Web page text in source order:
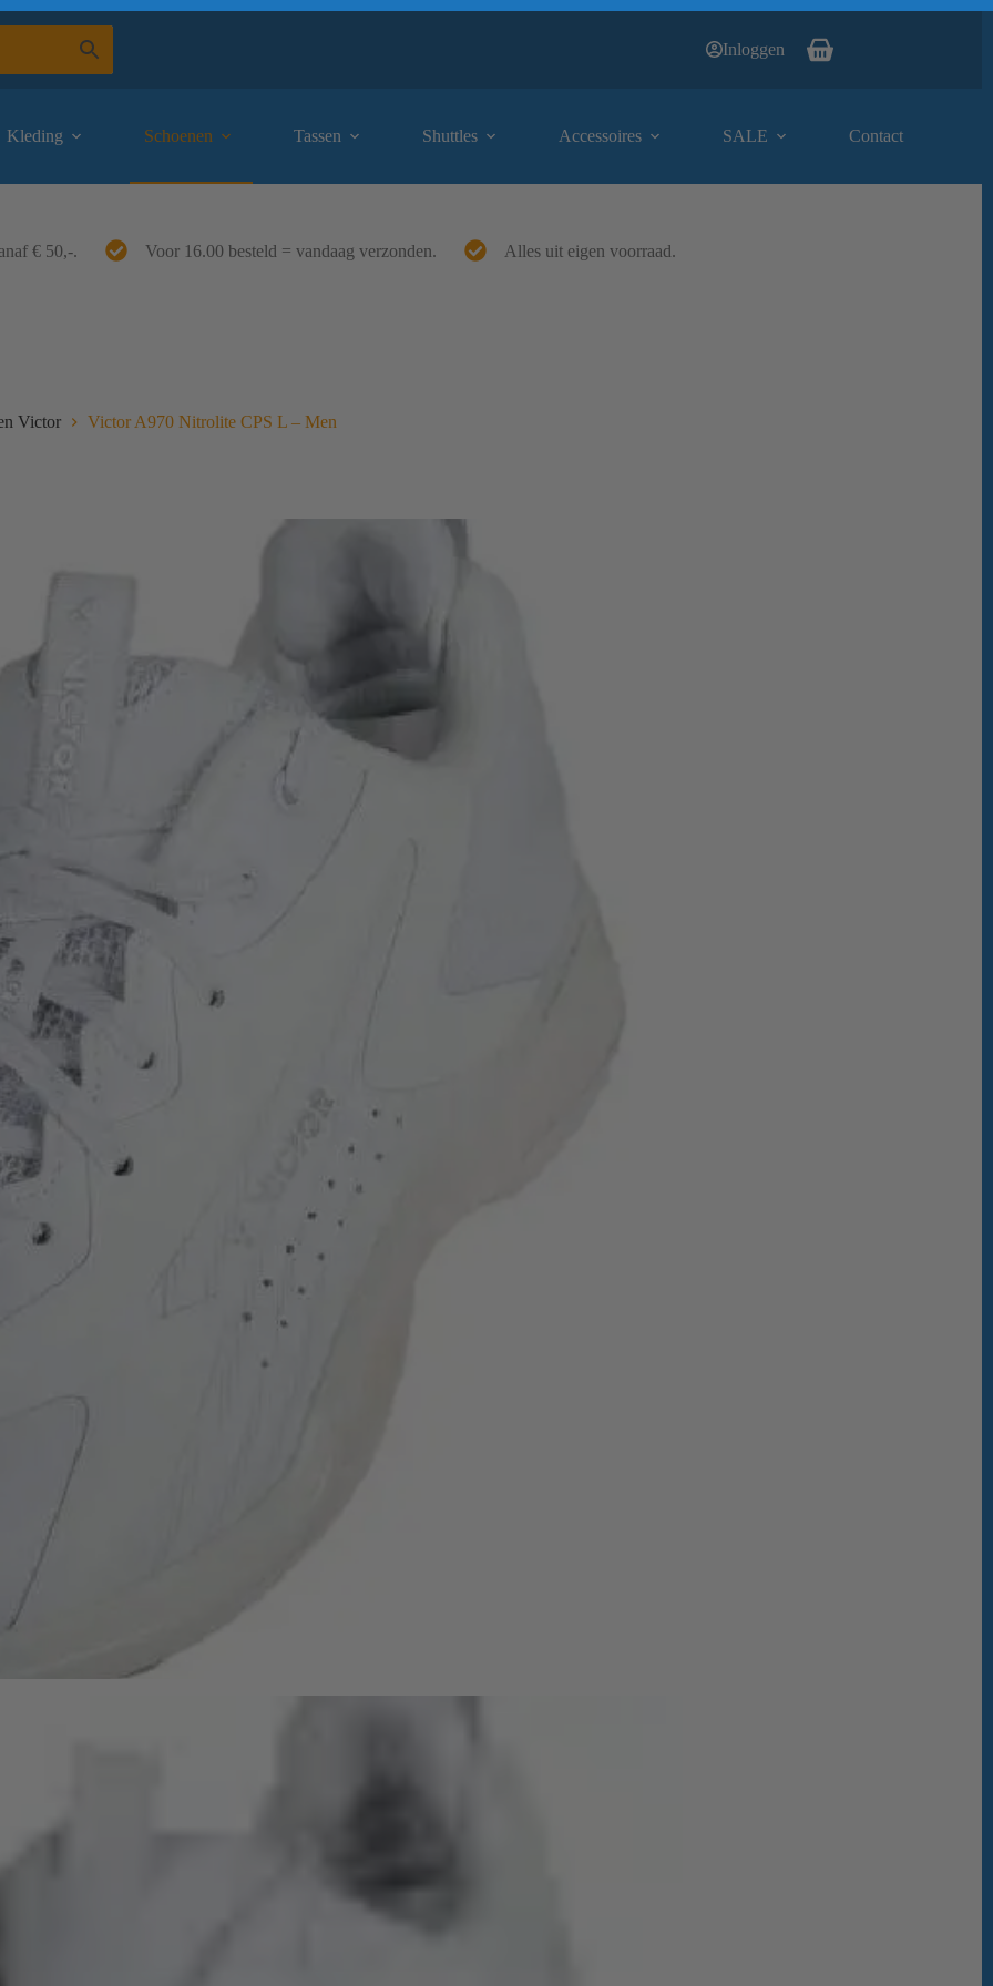
Inloggen Winkelwagen
Kleding Schoenen Tassen Shuttles Accessoires SALE Contact
€ 50,-. Voor 16.00 besteld = vandaag verzonden. Alles uit eigen voorraad.
Victor Victor A970 Nitrolite CPS L – Men